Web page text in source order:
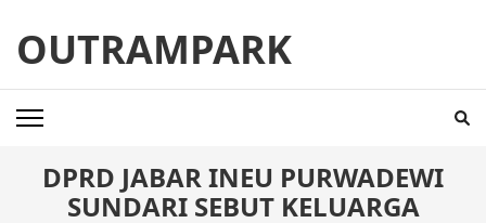
content
(Press
Enter)
OUTRAMPARK
DPRD JABAR INEU PURWADEWI
SUNDARI SEBUT KELUARGA